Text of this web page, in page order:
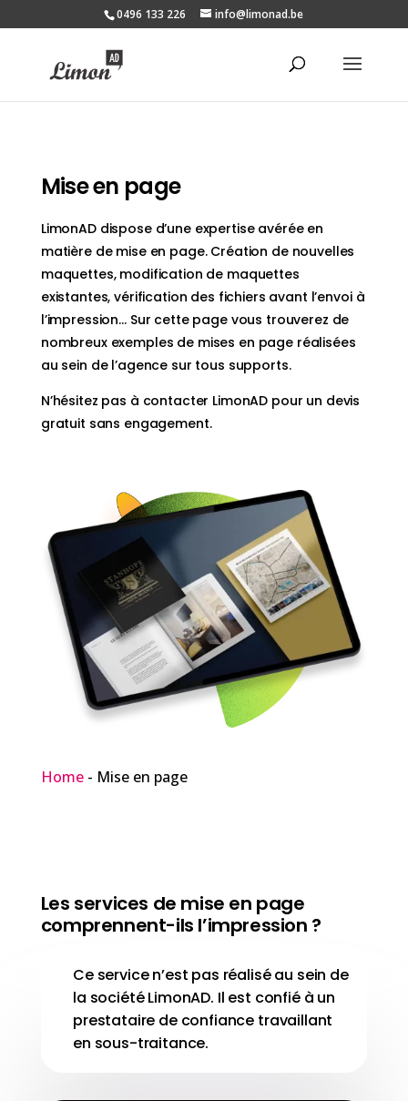
0496 133 226 info@limonad.be
Mise en page
LimonAD dispose d’une expertise avérée en
matière de mise en page. Création de nouvelles
maquettes, modification de maquettes
existantes, vérification des fichiers avant l’envoi à
l’impression… Sur cette page vous trouverez de
nombreux exemples de mises en page réalisées
au sein de l’agence sur tous supports.
N’hésitez pas à contacter LimonAD pour un devis
gratuit sans engagement.
Home- Mise en page
Les services de mise en page
comprennent-ils l’impression ?
Ce service n’est pas réalisé au sein de
la société LimonAD. Il est confié à un
prestataire de confiance travaillant
en sous-traitance.